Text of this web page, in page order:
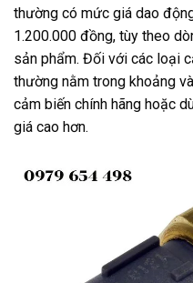
thường có mức giá dao
1.200.000 đồng, tùy theo
sản phẩm. Đối với các loại
thường nằm trong khoảng
cảm biến chính hãng hoặc
giá cao hơn.